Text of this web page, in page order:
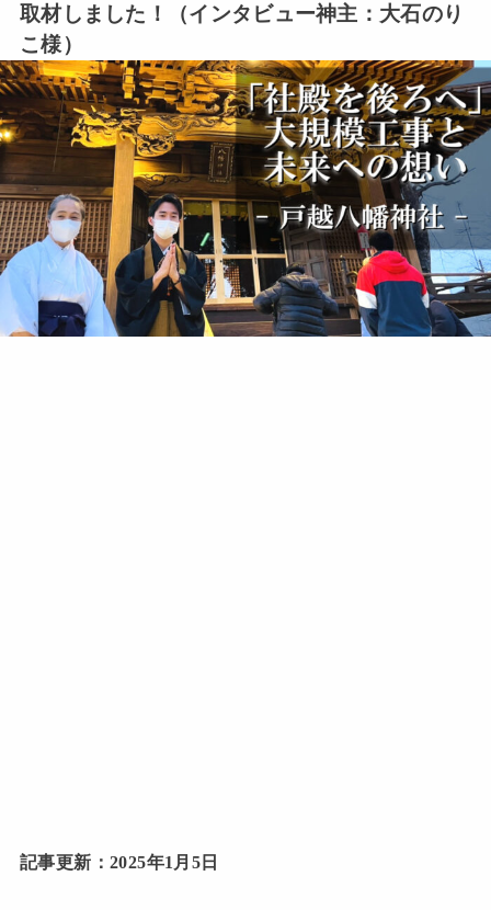
取材しました！（インタビュー神主：大石のり
こ様）
記事更新：2025年1月5日